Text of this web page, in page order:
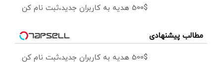
500$ هدیه به کاربران جدید،ثبت نام کن
مطالب پیشنهادی
500$ هدیه به کاربران جدید،ثبت نام کن